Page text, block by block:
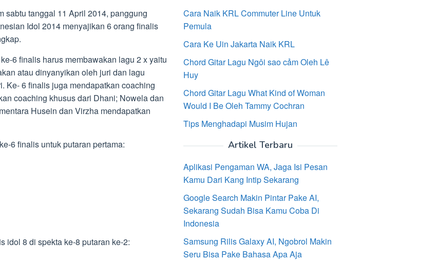
sabtu tanggal 11 April 2014, panggung
Idol 2014 menyajikan 6 orang finalis
6 finalis harus membawakan lagu 2 x yaitu
atau dinyanyikan oleh juri dan lagu
Ke- 6 finalis juga mendapatkan coaching
coaching khusus dari Dhani; Nowela dan
Husein dan Virzha mendapatkan
6 finalis untuk putaran pertama:
idol 8 di spekta ke-8 putaran ke-2:
Cara Naik KRL Commuter Line Untuk
Pemula
Cara Ke Uin Jakarta Naik KRL
Chord Gitar Lagu Ngôi sao cảm Oleh Lê
Huy
Chord Gitar Lagu What Kind of Woman
Would I Be Oleh Tammy Cochran
Tips Menghadapi Musim Hujan
Artikel Terbaru
Aplikasi Pengaman WA, Jaga Isi Pesan
Kamu Dari Kang Intip Sekarang
Google Search Makin Pintar Pake AI,
Sekarang Sudah Bisa Kamu Coba Di
Indonesia
Samsung Rilis Galaxy AI, Ngobrol Makin
Seru Bisa Pake Bahasa Apa Aja